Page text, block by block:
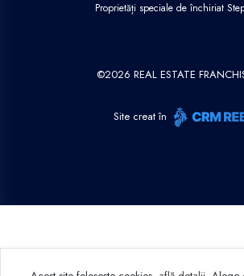
Proprietăți speciale de închiriat
©2026 REAL ESTATE
Site creat în